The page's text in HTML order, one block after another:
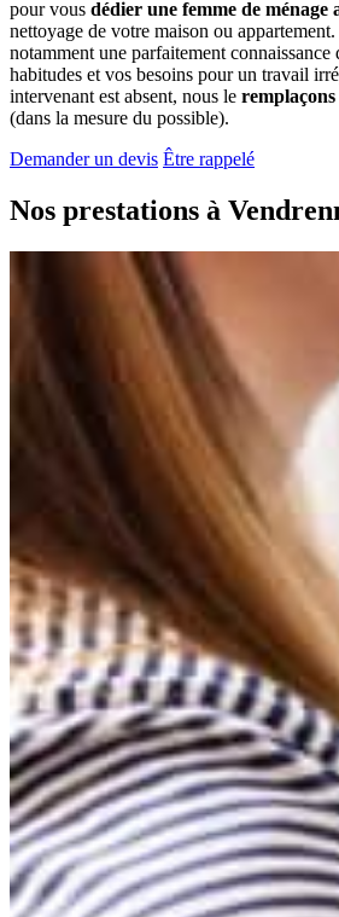
pour vous dédier une femme de ménage
nettoyage de votre maison ou
notamment une parfaitement
habitudes et vos besoins pour un travail
intervenant est absent, nous le remplaçons
(dans la mesure du possible).
Demander un devis Être rappelé
Nos prestations à